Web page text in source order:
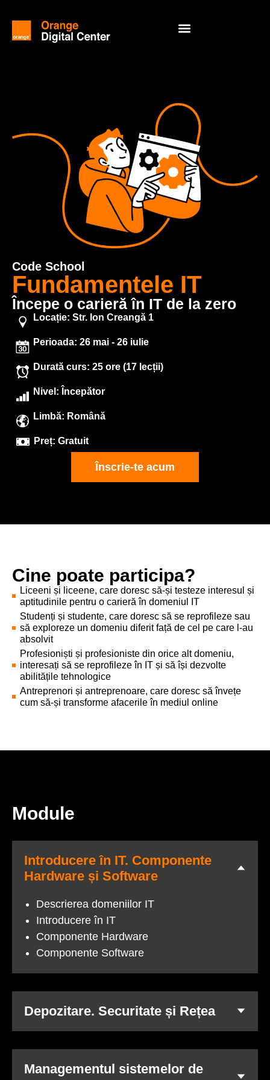
Code School
Fundamentele IT
Începe o carieră în IT de la zero
Locație: Str. Ion Creangă 1
Perioada: 26 mai - 26 iulie
Durată curs: 25 ore (17 lecții)
Nivel: Începător
Limbă: Română
Preț: Gratuit
Înscrie-te acum
Cine poate participa?
Liceeni și liceene, care doresc să-și testeze interesul și
aptitudinile pentru o carieră în domeniul IT
Studenți și studente, care doresc să se reprofileze sau
să exploreze un domeniu diferit față de cel pe care l-au
absolvit
Profesioniști și profesioniste din orice alt domeniu,
interesați să se reprofileze în IT și să își dezvolte
abilitățile tehnologice
Antreprenori și antreprenoare, care doresc să învețe
cum să-și transforme afacerile în mediul online
Module
Introducere în IT. Componente
Hardware și Software
Descrierea domeniilor IT
Introducere în IT
Componente Hardware
Componente Software
Depozitare. Securitate și Rețea
Managementul sistemelor de